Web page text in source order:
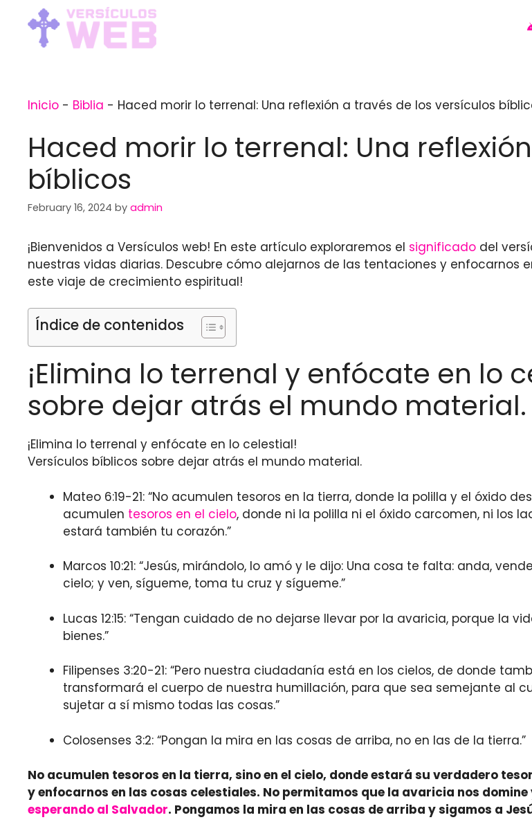
content
Inicio - Biblia - Haced morir lo terrenal: Una reflexión a través de los versículos
Haced morir lo terrenal: Una
bíblicos
February 16, 2024 by admin
¡Bienvenidos a Versículos web! En este artículo exploraremos el significado del
nuestras vidas diarias. Descubre cómo alejarnos de las tentaciones y enfocarnos
este viaje de crecimiento espiritual!
Índice de contenidos
¡Elimina lo terrenal y enfócate en lo
sobre dejar atrás el mundo material.
¡Elimina lo terrenal y enfócate en lo celestial!
Versículos bíblicos sobre dejar atrás el mundo material.
Mateo 6:19-21: “No acumulen tesoros en la tierra, donde la polilla y el óxido
acumulen tesoros en el cielo, donde ni la polilla ni el óxido carcomen, ni los
estará también tu corazón.”
Marcos 10:21: “Jesús, mirándolo, lo amó y le dijo: Una cosa te falta: anda,
cielo; y ven, sígueme, toma tu cruz y sígueme.”
Lucas 12:15: “Tengan cuidado de no dejarse llevar por la avaricia, porque la
bienes.”
Filipenses 3:20-21: “Pero nuestra ciudadanía está en los cielos, de donde
transformará el cuerpo de nuestra humillación, para que sea semejante al
sujetar a sí mismo todas las cosas.”
Colosenses 3:2: “Pongan la mira en las cosas de arriba, no en las de la tierra.”
No acumulen tesoros en la tierra, sino en el cielo, donde estará su verdadero
y enfocarnos en las cosas celestiales. No permitamos que la avaricia nos
esperando al Salvador. Pongamos la mira en las cosas de arriba y sigamos a